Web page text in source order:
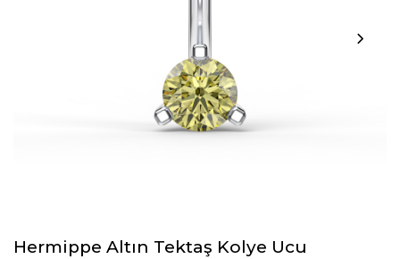
Hermippe Altın Tektaş Kolye Ucu